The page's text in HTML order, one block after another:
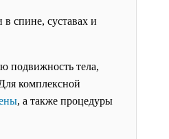
спине, суставах и
подвижность тела,
комплексной
, а также процедуры